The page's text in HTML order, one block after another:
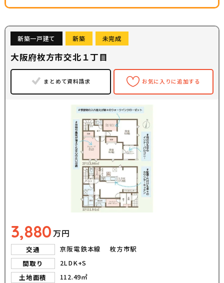
新築一戸建て 新築 未完成
大阪府枚方市交北１丁目
まとめて資料請求 お気に入りに追加する
3,880万円
交通
京阪電鉄本線 枚方市駅
間取り
2LDK+S
土地面積
112.49㎡